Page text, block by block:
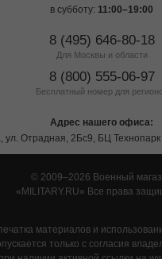
в субботу: 11:00–19:00
8 (495) 646-80-18
Для Москвы и области
8 (800) 555-06-97
Бесплатный номер для
Адрес нашего офиса:
ул. Отрадная, 2Бс9, БЦ
© 2009–2026 Военный
MILITARY.RU
Все права
материалов и
только с согласия